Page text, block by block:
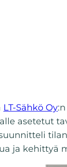
LT-Sähkö Oy
asetetut
ja kehittyä